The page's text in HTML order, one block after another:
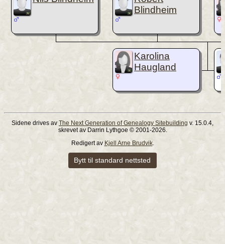
Blindheim
Karolina
Haugland
Sidene drives av The Next Generation of Genealogy Sitebuilding v. 15.0.4,
skrevet av Darrin Lythgoe © 2001-2026.
Redigert av Kjell Arne Brudvik.
Bytt til standard nettsted